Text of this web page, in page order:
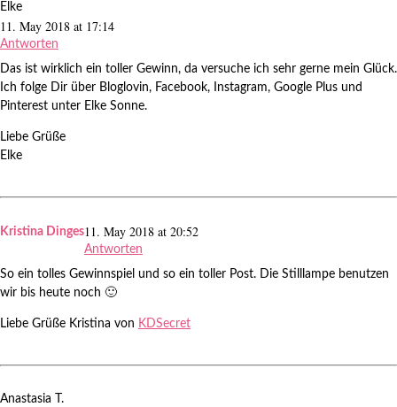
Elke
11. May 2018 at 17:14
Antworten
Das ist wirklich ein toller Gewinn, da versuche ich sehr gerne mein Glück.
Ich folge Dir über Bloglovin, Facebook, Instagram, Google Plus und
Pinterest unter Elke Sonne.
Liebe Grüße
Elke
Kristina Dinges11. May 2018 at 20:52
Antworten
So ein tolles Gewinnspiel und so ein toller Post. Die Stilllampe benutzen
wir bis heute noch 🙂
Liebe Grüße Kristina von KDSecret
Anastasia T.